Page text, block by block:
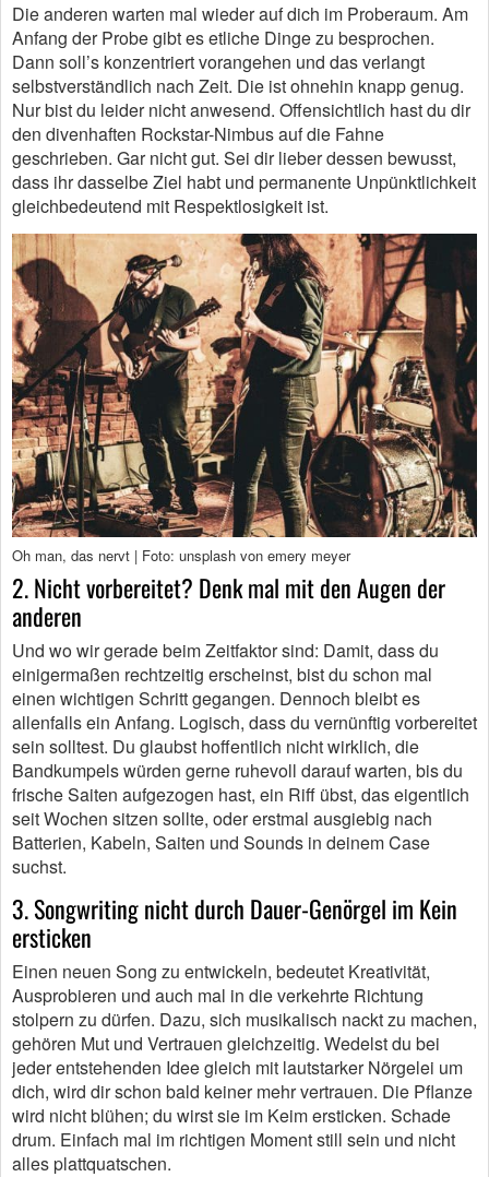
Die anderen warten mal wieder auf dich im Proberaum. Am
Anfang der Probe gibt es etliche Dinge zu besprochen.
Dann soll’s konzentriert vorangehen und das verlangt
selbstverständlich nach Zeit. Die ist ohnehin knapp genug.
Nur bist du leider nicht anwesend. Offensichtlich hast du dir
den divenhaften Rockstar-Nimbus auf die Fahne
geschrieben. Gar nicht gut. Sei dir lieber dessen bewusst,
dass ihr dasselbe Ziel habt und permanente Unpünktlichkeit
gleichbedeutend mit Respektlosigkeit ist.
Oh man, das nervt | Foto: unsplash von emery meyer
2. Nicht vorbereitet? Denk mal mit den Augen der
anderen
Und wo wir gerade beim Zeitfaktor sind: Damit, dass du
einigermaßen rechtzeitig erscheinst, bist du schon mal
einen wichtigen Schritt gegangen. Dennoch bleibt es
allenfalls ein Anfang. Logisch, dass du vernünftig vorbereitet
sein solltest. Du glaubst hoffentlich nicht wirklich, die
Bandkumpels würden gerne ruhevoll darauf warten, bis du
frische Saiten aufgezogen hast, ein Riff übst, das eigentlich
seit Wochen sitzen sollte, oder erstmal ausgiebig nach
Batterien, Kabeln, Saiten und Sounds in deinem Case
suchst.
3. Songwriting nicht durch Dauer-Genörgel im Kein
ersticken
Einen neuen Song zu entwickeln, bedeutet Kreativität,
Ausprobieren und auch mal in die verkehrte Richtung
stolpern zu dürfen. Dazu, sich musikalisch nackt zu machen,
gehören Mut und Vertrauen gleichzeitig. Wedelst du bei
jeder entstehenden Idee gleich mit lautstarker Nörgelei um
dich, wird dir schon bald keiner mehr vertrauen. Die Pflanze
wird nicht blühen; du wirst sie im Keim ersticken. Schade
drum. Einfach mal im richtigen Moment still sein und nicht
alles plattquatschen.